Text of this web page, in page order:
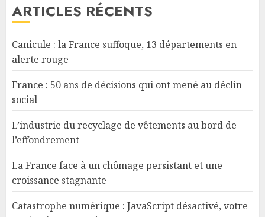
ARTICLES RÉCENTS
Canicule : la France suffoque, 13 départements en
alerte rouge
France : 50 ans de décisions qui ont mené au déclin
social
L’industrie du recyclage de vêtements au bord de
l’effondrement
La France face à un chômage persistant et une
croissance stagnante
Catastrophe numérique : JavaScript désactivé, votre